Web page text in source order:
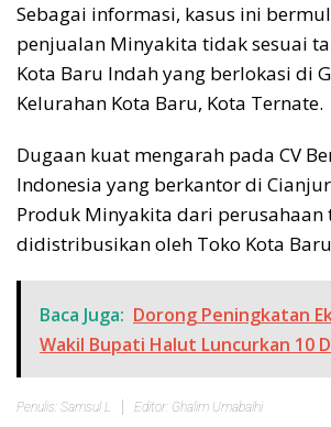
Sebagai informasi, kasus ini
penjualan Minyakita tidak sesuai
Kota Baru Indah yang berlokasi di
Kelurahan Kota Baru, Kota Ternate.
Dugaan kuat mengarah pada CV
Indonesia yang berkantor di
Produk Minyakita dari
didistribusikan oleh Toko Kota
Baca Juga: Dorong Peningkatan
Wakil Bupati Halut Luncurkan 10
Penulis: Samsul L Editor: Ghalim Umabaihi